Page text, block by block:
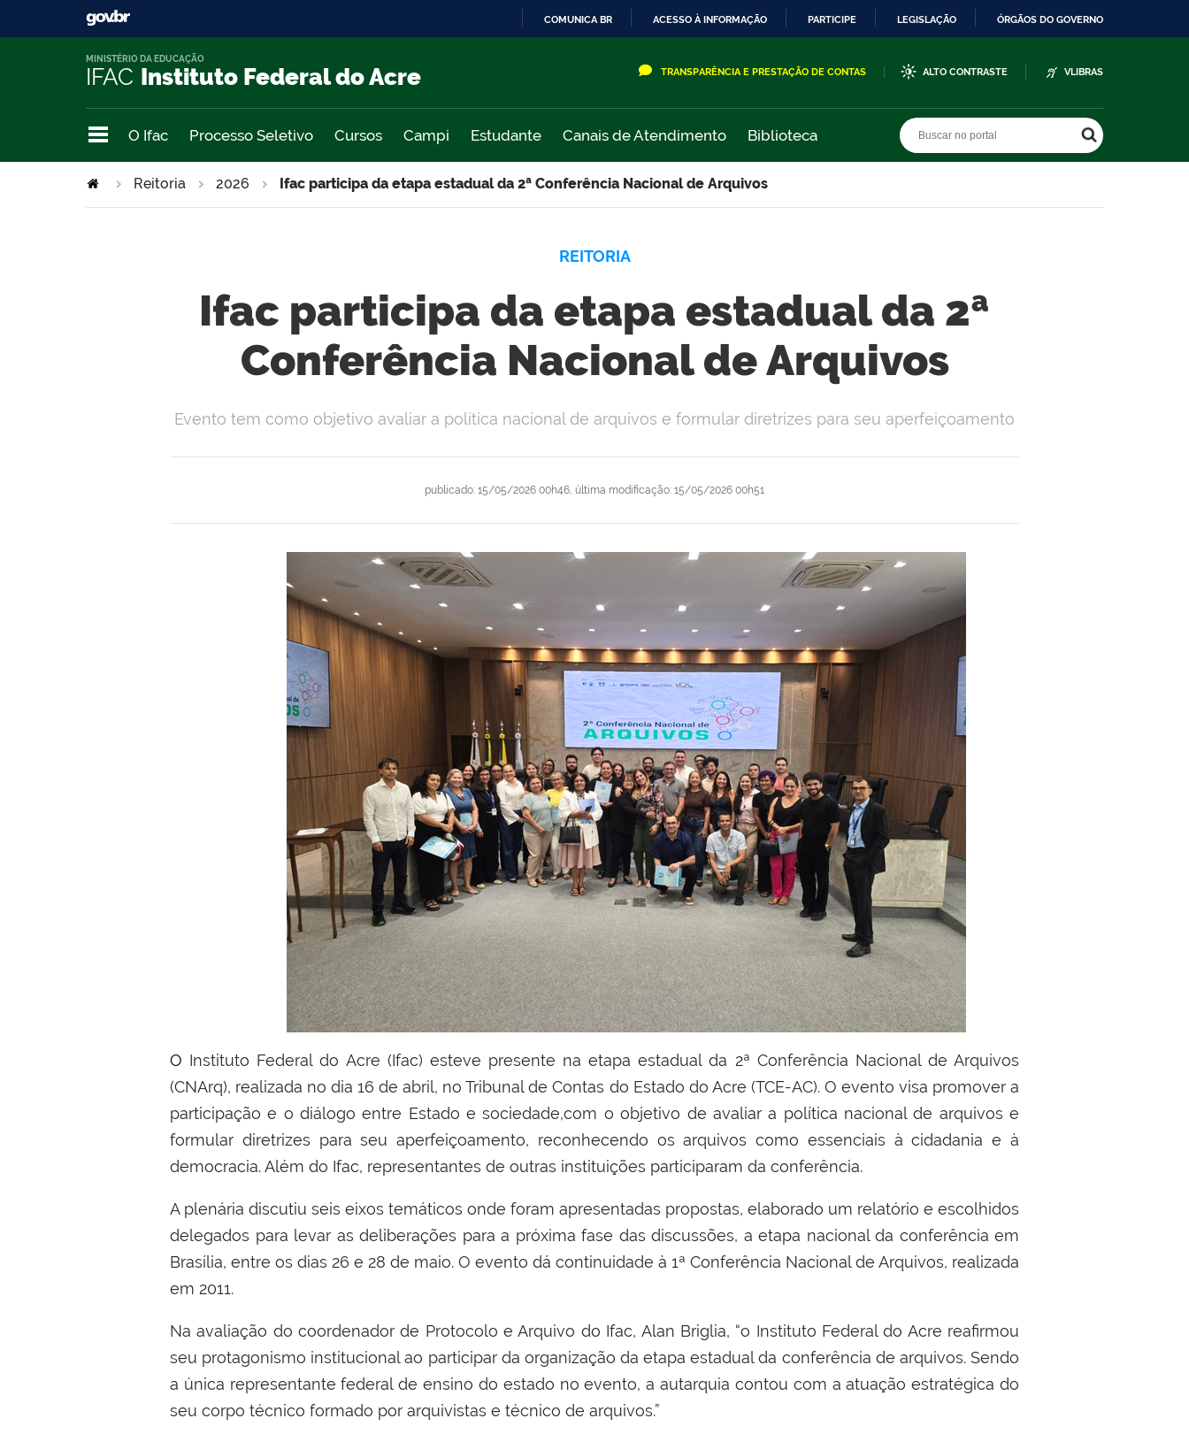
COMUNICA BR ACESSO À INFORMAÇÃO PARTICIPE LEGISLAÇÃO ÓRGÃOS DO GOVERNO
IFAC Instituto Federal do Acre
MINISTÉRIO DA EDUCAÇÃO
TRANSPARÊNCIA E PRESTAÇÃO DE CONTAS ALTO CONTRASTE VLIBRAS
O Ifac Processo Seletivo Cursos Campi Estudante Canais de Atendimento Biblioteca
Reitoria 2026 Ifac participa da etapa estadual da 2ª Conferência Nacional de Arquivos
REITORIA
Ifac participa da etapa estadual da 2ª
Conferência Nacional de Arquivos
publicado: 15/05/2026 00h46, última modificação: 15/05/2026 00h51
Evento tem como objetivo avaliar a política nacional de arquivos e formular diretrizes para seu aperfeiçoamento
O Instituto Federal do Acre (Ifac) esteve presente na etapa estadual da 2ª Conferência Nacional de Arquivos
(CNArq), realizada no dia 16 de abril, no Tribunal de Contas do Estado do Acre (TCE-AC). O evento visa promover a
participação e o diálogo entre Estado e sociedade,com o objetivo de avaliar a política nacional de arquivos e
formular diretrizes para seu aperfeiçoamento, reconhecendo os arquivos como essenciais à cidadania e à
democracia. Além do Ifac, representantes de outras instituições participaram da conferência.
A plenária discutiu seis eixos temáticos onde foram apresentadas propostas, elaborado um relatório e escolhidos
delegados para levar as deliberações para a próxima fase das discussões, a etapa nacional da conferência em
Brasília, entre os dias 26 e 28 de maio. O evento dá continuidade à 1ª Conferência Nacional de Arquivos, realizada
em 2011.
Na avaliação do coordenador de Protocolo e Arquivo do Ifac, Alan Briglia, “o Instituto Federal do Acre reafirmou
seu protagonismo institucional ao participar da organização da etapa estadual da conferência de arquivos. Sendo
a única representante federal de ensino do estado no evento, a autarquia contou com a atuação estratégica do
seu corpo técnico formado por arquivistas e técnico de arquivos.”